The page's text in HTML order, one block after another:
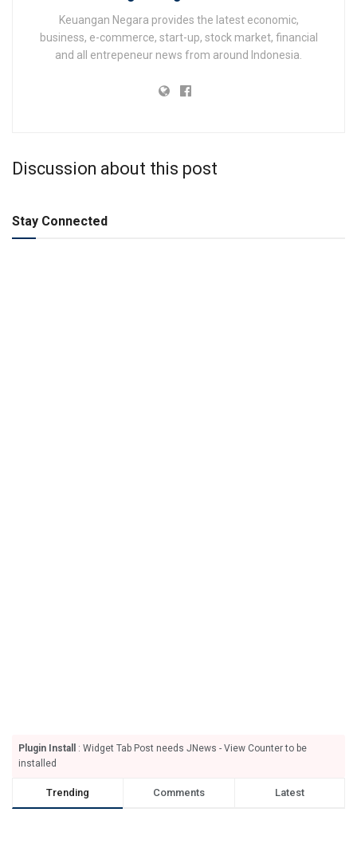
Keuangan Negara provides the latest economic,
business, e-commerce, start-up, stock market, financial
and all entrepeneur news from around Indonesia.
Discussion about this post
Stay Connected
Plugin Install
: Widget Tab Post needs JNews - View Counter to be
installed
Trending Comments Latest